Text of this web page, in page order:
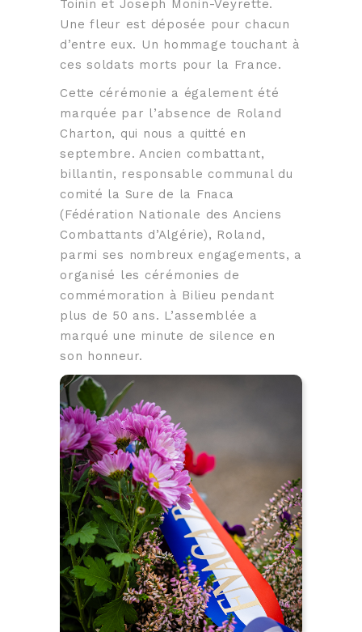
Toinin et Joseph Monin-Veyrette.
Une fleur est déposée pour chacun
d’entre eux. Un hommage touchant à
ces soldats morts pour la France.
Cette cérémonie a également été
marquée par l’absence de Roland
Charton, qui nous a quitté en
septembre.Ancien combattant,
billantin, responsable communal du
comité la Sure de la Fnaca
(Fédération Nationale des Anciens
Combattants d’Algérie), Roland,
parmi ses nombreux engagements, a
organisé les cérémonies de
commémoration à Bilieu pendant
plus de 50 ans. L’assemblée a
marqué une minute de silence en
son honneur.